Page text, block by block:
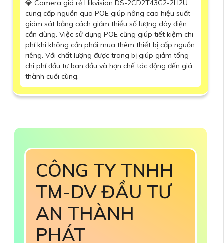
💎 Camera giá rẻ Hikvision DS-2CD2T43G2-2LI2U
cung cấp nguồn qua POE giúp nâng cao hiệu suất
giám sát bằng cách giảm thiểu số lượng dây điện
cần dùng. Việc sử dụng POE cũng giúp tiết kiệm chi
phí khi không cần phải mua thêm thiết bị cấp nguồn
riêng. Với chất lượng được trang bị giúp giảm tổng
chi phí đầu tư ban đầu và hạn chế tác động đến giá
thành cuối cùng.
CÔNG TY TNHH
TM-DV ĐẦU TƯ
AN THÀNH
PHÁT